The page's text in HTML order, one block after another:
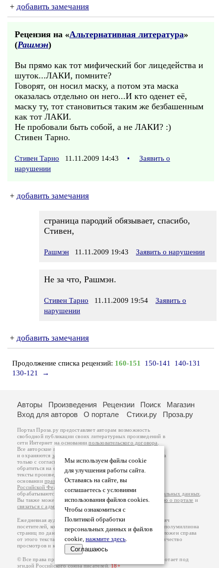
+ добавить замечания
Рецензия на «Альтернативная литература»
(Рашмэн)
Вы прямо как тот мифический бог лицедейства и
шуток...ЛАКИ, помните?
Говорят, он носил маску, а потом эта маска
оказалась отдельно он него...И кто оденет её,
маску ту, тот становиться таким же безбашенным
как тот ЛАКИ.
Не пробовали быть собой, а не ЛАКИ? :)
Стивен Тарно.
Стивен Тарно 11.11.2009 14:43 •
Заявить о
нарушении
+ добавить замечания
страница пародий обязывает, спасибо,
Стивен,
Рашмэн 11.11.2009 19:43 Заявить о нарушении
Не за что, Рашмэн.
Стивен Тарно 11.11.2009 19:54
Заявить о
нарушении
+ добавить замечания
Продолжение списка рецензий: 160-151 150-141
140-131
130-121
→
Мы используем файлы cookie
для улучшения работы сайта.
Оставаясь на сайте, вы
соглашаетесь с условиями
использования файлов cookies.
Чтобы ознакомиться с
Политикой обработки
персональных данных и файлов
cookie, нажмите здесь.
Соглашаюсь
Авторы Произведения Рецензии Поиск
Магазин
Вход для авторов
О портале Стихи.ру Проза.ру
Портал Проза.ру предоставляет авторам возможность
свободной публикации своих литературных произведений в
сети Интернет на основаниипользовательского договора
Все авторские права на произведения принадлежат авторам
и охраняются законом
. Перепечатка произведений возможна
только с согласия его автора, к которому вы можете
обратиться на его авторской странице. Ответственность за
тексты произведений авторы несут самостоятельно на
основанииправил публикацииизаконодательства
Российской Федерации
обрабатываются на основанииПолитики обработки персональных данных
Вы также можете посмотреть более подробнуюинформацию о портале и
связаться с администрацией
Ежедневная аудитория портала Проза.ру – порядка 100 тысяч
посетителей, которые в общей сумме просматривают более полумиллиона
страниц по данным счетчика посещаемости, который расположен справа
от этого текста. В каждой графе указано по две цифры: количество
просмотров и количество посетителей.
© Все права принадлежат авторам, 2000-2026. Портал работает под
эгидойРоссийского союза писателей.18+